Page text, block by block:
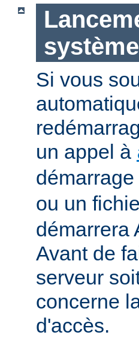
système
Si vous
un appel à
ou un
démarrera
Avant de
serveur
concerne
d'accès.